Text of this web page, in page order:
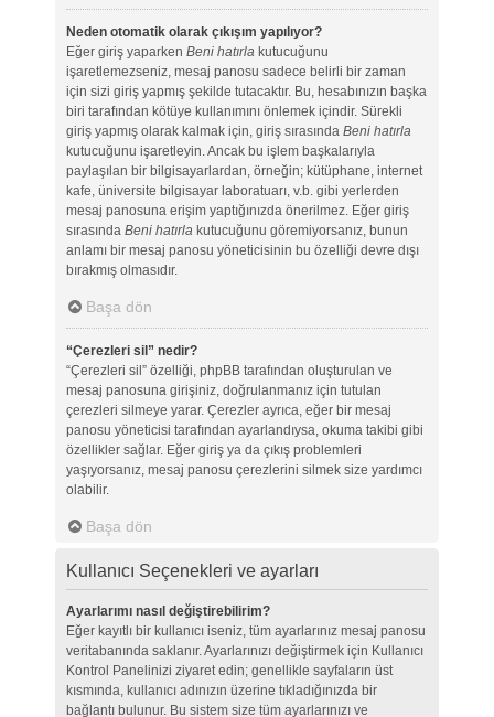
Neden otomatik olarak çıkışım yapılıyor?
Eğer giriş yaparken Beni hatırlakutucuğunu
işaretlemezseniz, mesaj panosu sadece belirli bir zaman
için sizi giriş yapmış şekilde tutacaktır. Bu, hesabınızın başka
biri tarafından kötüye kullanımını önlemek içindir. Sürekli
giriş yapmış olarak kalmak için, giriş sırasında Beni hatırla
kutucuğunu işaretleyin. Ancak bu işlem başkalarıyla
paylaşılan bir bilgisayarlardan, örneğin; kütüphane, internet
kafe, üniversite bilgisayar laboratuarı, v.b. gibi yerlerden
mesaj panosuna erişim yaptığınızda önerilmez. Eğer giriş
sırasında Beni hatırlakutucuğunu göremiyorsanız, bunun
anlamı bir mesaj panosu yöneticisinin bu özelliği devre dışı
bırakmış olmasıdır.
Başa dön
“Çerezleri sil” nedir?
“Çerezleri sil” özelliği, phpBB tarafından oluşturulan ve
mesaj panosuna girişiniz, doğrulanmanız için tutulan
çerezleri silmeye yarar. Çerezler ayrıca, eğer bir mesaj
panosu yöneticisi tarafından ayarlandıysa, okuma takibi gibi
özellikler sağlar. Eğer giriş ya da çıkış problemleri
yaşıyorsanız, mesaj panosu çerezlerini silmek size yardımcı
olabilir.
Başa dön
Kullanıcı Seçenekleri ve ayarları
Ayarlarımı nasıl değiştirebilirim?
Eğer kayıtlı bir kullanıcı iseniz, tüm ayarlarınız mesaj panosu
veritabanında saklanır. Ayarlarınızı değiştirmek için Kullanıcı
Kontrol Panelinizi ziyaret edin; genellikle sayfaların üst
kısmında, kullanıcı adınızın üzerine tıkladığınızda bir
bağlantı bulunur. Bu sistem size tüm ayarlarınızı ve